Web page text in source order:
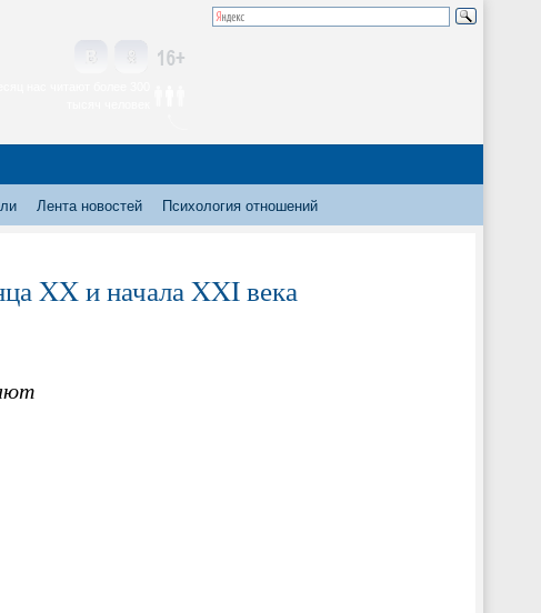
Лента новостей Психология отношений
XX и начала XXI века